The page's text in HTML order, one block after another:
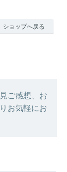
ショップへ戻る
ご感想、お
お気軽にお